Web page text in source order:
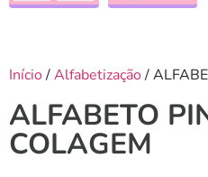
Início/Alfabetização/
ALFABETO
COLAGEM